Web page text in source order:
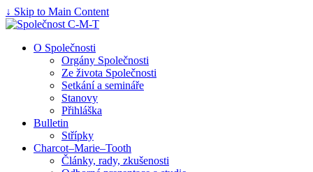
↓ Skip to Main Content
O Společnosti
Orgány Společnosti
Ze života Společnosti
Setkání a semináře
Stanovy
Přihláška
Bulletin
Střípky
Charcot–Marie–Tooth
Články, rady, zkušenosti